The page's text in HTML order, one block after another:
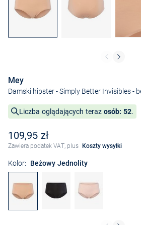
Mey
Damski hipster - Simply Better Invisibles-
Liczba oglądających teraz osób: 52.
109,95 zł
Zawiera podatek VAT, plus Koszty wysyłki
Kolor: Beżowy Jednolity